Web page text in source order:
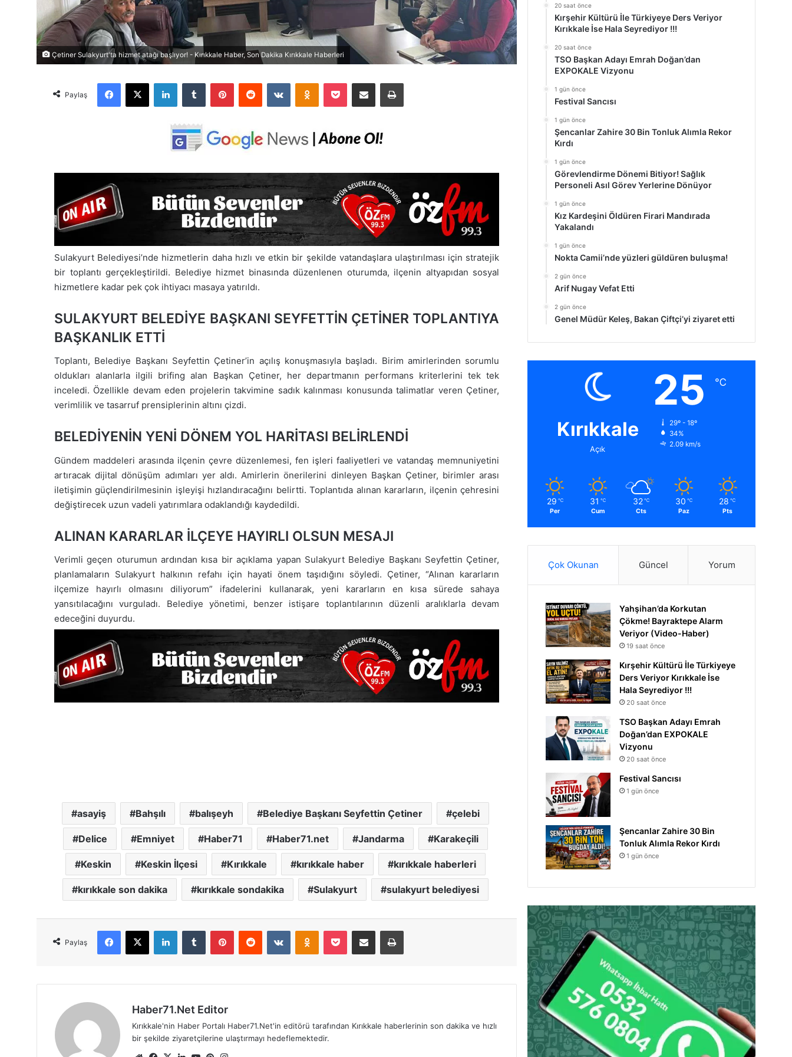
Çetiner Sulakyurt'ta hizmet atağı başlıyor! - Kırıkkale Haber, Son Dakika Kırıkkale Haberleri
Paylaş
Sulakyurt Belediyesi’nde hizmetlerin daha hızlı ve etkin bir şekilde vatandaşlara ulaştırılması için stratejik
bir toplantı gerçekleştirildi. Belediye hizmet binasında düzenlenen oturumda, ilçenin altyapıdan sosyal
hizmetlere kadar pek çok ihtiyacı masaya yatırıldı.
SULAKYURT BELEDİYE BAŞKANI SEYFETTİN ÇETİNER TOPLANTIYA
BAŞKANLIK ETTİ
Toplantı, Belediye Başkanı Seyfettin Çetiner’in açılış konuşmasıyla başladı. Birim amirlerinden sorumlu
oldukları alanlarla ilgili brifing alan Başkan Çetiner, her departmanın performans kriterlerini tek tek
inceledi. Özellikle devam eden projelerin takvimine sadık kalınması konusunda talimatlar veren Çetiner,
verimlilik ve tasarruf prensiplerinin altını çizdi.
BELEDİYENİN YENİ DÖNEM YOL HARİTASI BELİRLENDİ
Gündem maddeleri arasında ilçenin çevre düzenlemesi, fen işleri faaliyetleri ve vatandaş memnuniyetini
artıracak dijital dönüşüm adımları yer aldı. Amirlerin önerilerini dinleyen Başkan Çetiner, birimler arası
iletişimin güçlendirilmesinin işleyişi hızlandıracağını belirtti. Toplantıda alınan kararların, ilçenin çehresini
değiştirecek uzun vadeli yatırımlara odaklandığı kaydedildi.
ALINAN KARARLAR İLÇEYE HAYIRLI OLSUN MESAJI
Verimli geçen oturumun ardından kısa bir açıklama yapan Sulakyurt Belediye Başkanı Seyfettin Çetiner,
planlamaların Sulakyurt halkının refahı için hayati önem taşıdığını söyledi. Çetiner, “Alınan kararların
ilçemize hayırlı olmasını diliyorum” ifadelerini kullanarak, yeni kararların en kısa sürede sahaya
yansıtılacağını vurguladı. Belediye yönetimi, benzer istişare toplantılarının düzenli aralıklarla devam
edeceğini duyurdu.
asayiş Bahşılı balışeyh Belediye Başkanı Seyfettin Çetiner çelebi
Delice Emniyet Haber71 Haber71.net Jandarma Karakeçili
Keskin Keskin İlçesi Kırıkkale kırıkkale haber kırıkkale haberleri
kırıkkale son dakika kırıkkale sondakika Sulakyurt sulakyurt belediyesi
Paylaş
Haber71.Net Editor
Kırıkkale'nin Haber Portalı Haber71.Net'in editörü tarafından Kırıkkale haberlerinin son dakika ve hızlı
bir şekilde ziyaretçilerine ulaştırmayı hedeflemektedir.
20 saat önce
Kırşehir Kültürü İle Türkiyeye Ders Veriyor
Kırıkkale İse Hala Seyrediyor !!!
20 saat önce
TSO Başkan Adayı Emrah Doğan’dan
EXPOKALE Vizyonu
1 gün önce
Festival Sancısı
1 gün önce
Şencanlar Zahire 30 Bin Tonluk Alımla Rekor
Kırdı
1 gün önce
Görevlendirme Dönemi Bitiyor! Sağlık
Personeli Asıl Görev Yerlerine Dönüyor
1 gün önce
Kız Kardeşini Öldüren Firari Mandırada
Yakalandı
1 gün önce
Nokta Camii’nde yüzleri güldüren buluşma!
2 gün önce
Arif Nugay Vefat Etti
2 gün önce
Genel Müdür Keleş, Bakan Çiftçi’yi ziyaret etti
Kırıkkale
Açık
25 ℃
29º - 18º
34%
2.09 km/s
29 ℃
Per
31 ℃
Cum
32 ℃
Cts
30 ℃
Paz
28 ℃
Pts
Çok Okunan Güncel Yorum
Yahşihan’da Korkutan
Çökme! Bayraktepe Alarm
Veriyor (Video-Haber)
19 saat önce
Kırşehir Kültürü İle Türkiyeye
Ders Veriyor Kırıkkale İse
Hala Seyrediyor !!!
20 saat önce
TSO Başkan Adayı Emrah
Doğan’dan EXPOKALE
Vizyonu
20 saat önce
Festival Sancısı
1 gün önce
Şencanlar Zahire 30 Bin
Tonluk Alımla Rekor Kırdı
1 gün önce